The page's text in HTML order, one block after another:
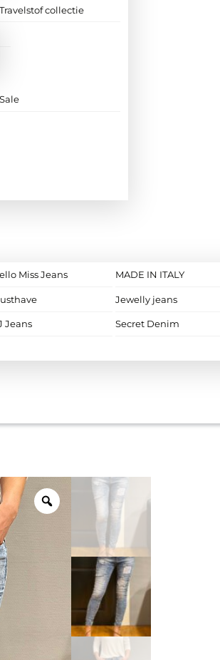
Travelstof collectie
Sale
Miss Jeans MADE IN ITALY
Jewelly jeans
Jeans Secret Denim